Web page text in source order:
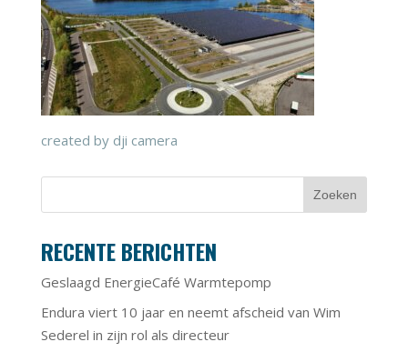
created by dji camera
RECENTE BERICHTEN
Geslaagd EnergieCafé Warmtepomp
Endura viert 10 jaar en neemt afscheid van Wim
Sederel in zijn rol als directeur